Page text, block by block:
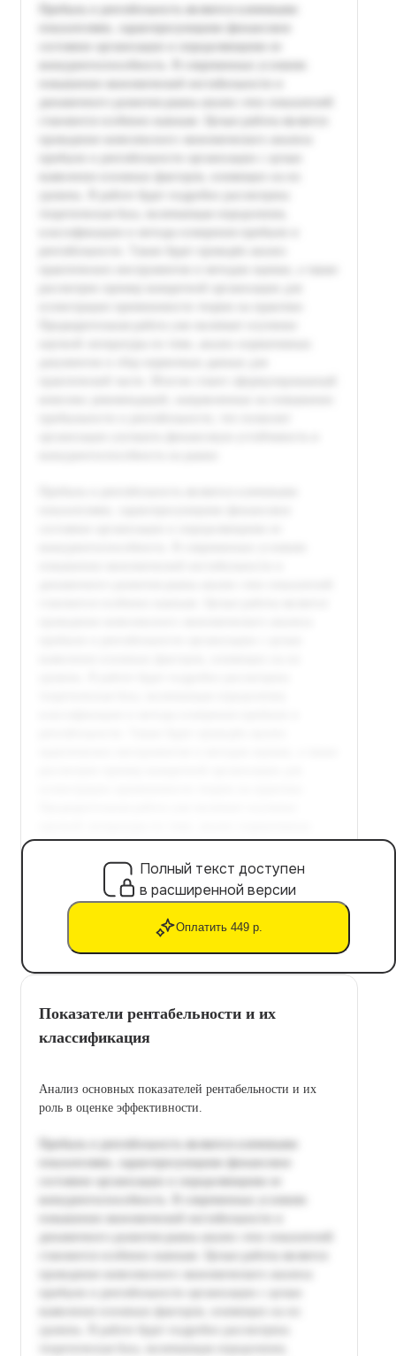
Полный текст доступен
в расширенной версии
Оплатить 449 р.
Показатели рентабельности и их
классификация
Анализ основных показателей рентабельности и их
роль в оценке эффективности.